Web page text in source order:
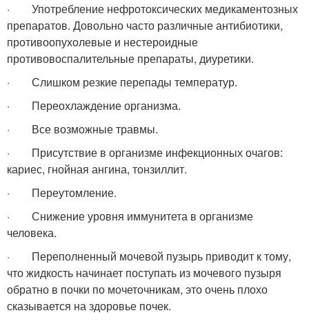
· Употребление нефротоксических медикаментозных
препаратов. Довольно часто различные антибиотики,
противоопухолевые и нестероидные
противовоспалительные препараты, диуретики.
· Слишком резкие перепады температур.
· Переохлаждение организма.
· Все возможные травмы.
· Присутствие в организме инфекционных очагов:
кариес, гнойная ангина, тонзиллит.
· Переутомление.
· Снижение уровня иммунитета в организме
человека.
· Переполненный мочевой пузырь приводит к тому,
что жидкость начинает поступать из мочевого пузыря
обратно в почки по мочеточникам, это очень плохо
сказывается на здоровье почек.